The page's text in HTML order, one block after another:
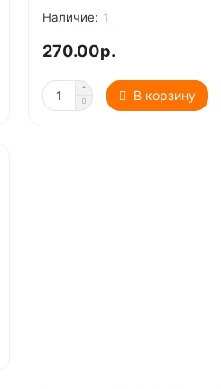
1
270.00р.
В корзину